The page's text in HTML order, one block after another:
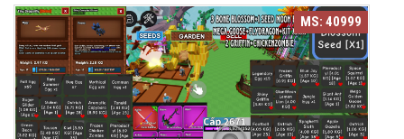
MS: 40999